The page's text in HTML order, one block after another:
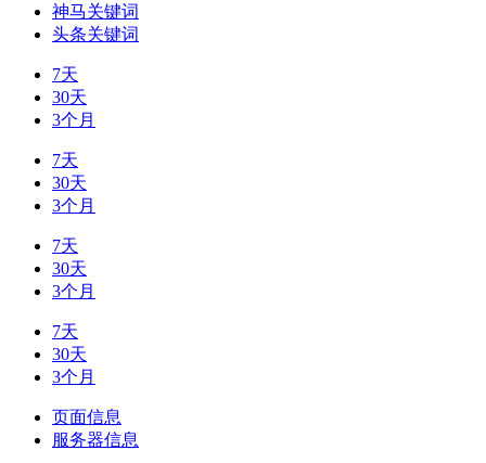
神马关键词
头条关键词
7天
30天
3个月
7天
30天
3个月
7天
30天
3个月
7天
30天
3个月
页面信息
服务器信息